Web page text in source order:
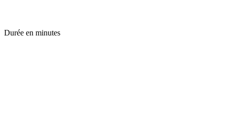
Durée en minutes